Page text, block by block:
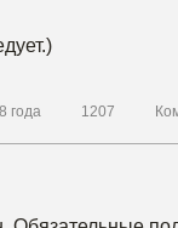
года 1207